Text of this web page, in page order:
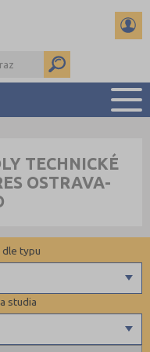
NA PŘIJÍMAČKY
KALENDÁŘ AKCÍ
DRUHY ŠKOL
TECHNICKÉ
OSTRAVA-
studia
dle typu